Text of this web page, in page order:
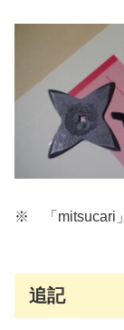
※ 「mitsucari」
追記